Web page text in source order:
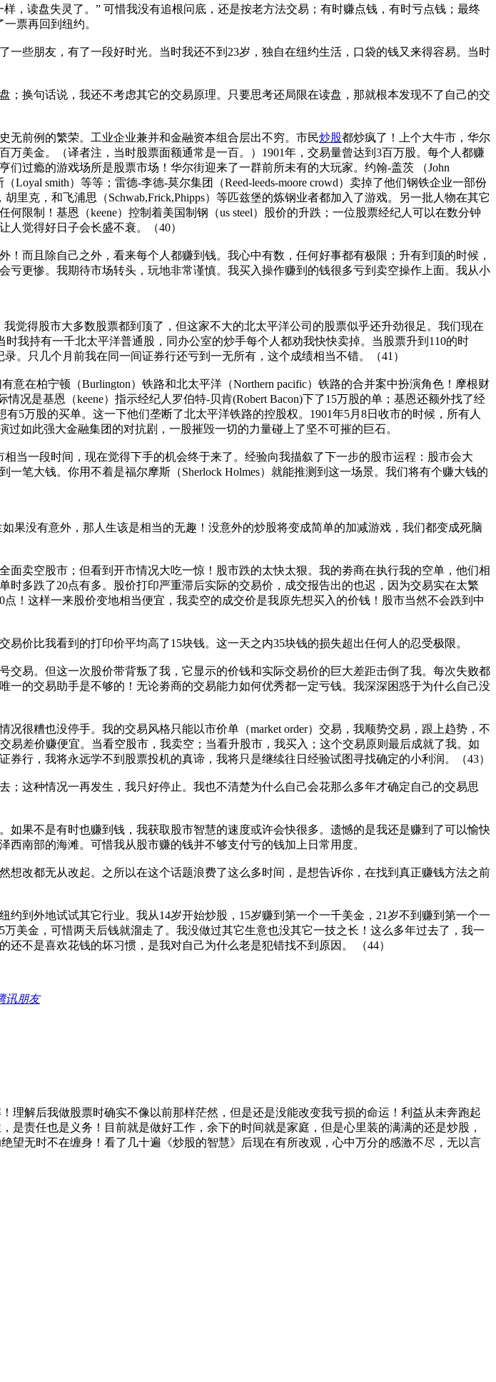
，读盘失灵了。” 可惜我没有追根问底，还是按老方法交易；有时赚点钱，有时亏点钱；最终
票再回到纽约。
些朋友，有了一段好时光。当时我还不到23岁，独自在纽约生活，口袋的钱又来得容易。当时
换句话说，我还不考虑其它的交易原理。只要思考还局限在读盘，那就根本发现不了自己的交
无前例的繁荣。工业企业兼并和金融资本组合层出不穷。市民炒股都炒疯了！上个大牛市，华尔
美金。（译者注，当时股票面额通常是一百。）1901年，交易量曾达到3百万股。每个人都赚
过瘾的游戏场所是股票市场！华尔街迎来了一群前所未有的大玩家。约翰-盖茨 （John
Loyal smith）等等；雷德-李德-莫尔集团（Reed-leeds-moore crowd）卖掉了他们钢铁企业一部份
里克，和飞浦思（Schwab,Frick,Phipps）等匹兹堡的炼钢业者都加入了游戏。另一批人物在其它
限制！基恩（keene）控制着美国制钢（us steel）股价的升跌；一位股票经纪人可以在数分钟
觉得好日子会长盛不衰。（40）
而且除自己之外，看来每个人都赚到钱。我心中有数，任何好事都有极限；升有到顶的时候，
更惨。我期待市场转头，玩地非常谨慎。我买入操作赚到的钱很多亏到卖空操作上面。我从小
觉得股市大多数股票都到顶了，但这家不大的北太平洋公司的股票似乎还升劲很足。我们现在
我持有一千北太平洋普通股，同办公室的炒手每个人都劝我快快卖掉。当股票升到110的时
。只几个月前我在同一间证券行还亏到一无所有，这个成绩相当不错。（41）
意在柏宁顿（Burlington）铁路和北太平洋（Northern pacific）铁路的合并案中扮演角色！摩根财
况是基恩（keene）指示经纪人罗伯特-贝肯(Robert Bacon)下了15万股的单；基恩还额外找了经
5万股的买单。这一下他们垄断了北太平洋铁路的控股权。1901年5月8日收市的时候，所有人
如此强大金融集团的对抗剧，一股摧毁一切的力量碰上了坚不可摧的巨石。
当一段时间，现在觉得下手的机会终于来了。经验向我描叙了下一步的股市运程：股市会大
笔大钱。你用不着是福尔摩斯（Sherlock Holmes）就能推测到这一场景。我们将有个赚大钱的
果没有意外，那人生该是相当的无趣！没意外的炒股将变成简单的加减游戏，我们都变成死脑
卖空股市；但看到开市情况大吃一惊！股市跌的太快太狠。我的劵商在执行我的空单，他们相
多跌了20点有多。股价打印严重滞后实际的交易价，成交报告出的也迟，因为交易实在太繁
！这样一来股价变地相当便宜，我卖空的成交价是我原先想买入的价钱！股市当然不会跌到中
价比我看到的打印价平均高了15块钱。这一天之内35块钱的损失超出任何人的忍受极限。
易。但这一次股价带背叛了我，它显示的价钱和实际交易价的巨大差距击倒了我。每次失败都
的交易助手是不够的！无论劵商的交易能力如何优秀都一定亏钱。我深深困惑于为什么自己没
很糟也没停手。我的交易风格只能以市价单（market order）交易，我顺势交易，跟上趋势，不
差价赚便宜。当看空股市，我卖空；当看升股市，我买入；这个交易原则最后成就了我。如
行，我将永远学不到股票投机的真谛，我将只是继续往日经验试图寻找确定的小利润。（43）
这种情况一再发生，我只好停止。我也不清楚为什么自己会花那么多年才确定自己的交易思
果不是有时也赚到钱，我获取股市智慧的速度或许会快很多。遗憾的是我还是赚到了可以愉快
南部的海滩。可惜我从股市赚的钱并不够支付亏的钱加上日常用度。
改都无从改起。之所以在这个话题浪费了这么多时间，是想告诉你，在找到真正赚钱方法之前
到外地试试其它行业。我从14岁开始炒股，15岁赚到第一个一千美金，21岁不到赚到第一个一
美金，可惜两天后钱就溜走了。我没做过其它生意也没其它一技之长！这么多年过去了，我一
不是喜欢花钱的坏习惯，是我对自己为什么老是犯错找不到原因。 （44）
讯朋友
解后我做股票时确实不像以前那样茫然，但是还是没能改变我亏损的命运！利益从未奔跑起
责任也是义务！目前就是做好工作，余下的时间就是家庭，但是心里装的满满的还是炒股，
望无时不在缠身！看了几十遍《炒股的智慧》后现在有所改观，心中万分的感激不尽，无以言